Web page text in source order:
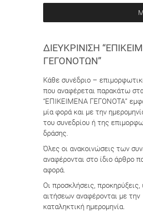
ΔΙΕΥΚΡΊΝΙΣΗ
ΓΕΓΟΝΌΤΩΝ”
Κάθε συνέδριο –
που αναφέρεται παρακάτω
“ΕΠΙΚΕΙΜΕΝΑ ΓΕΓΟΝΟΤΑ”
μία φορά και με την
του συνεδρίου ή της
δράσης.
Όλες οι ανακοινώσεις των
αναφέρονται στο ίδιο άρθρο
αφορά.
Οι προσκλήσεις,
αιτήσεων αναφέρονται με την
καταληκτική ημερομηνία.